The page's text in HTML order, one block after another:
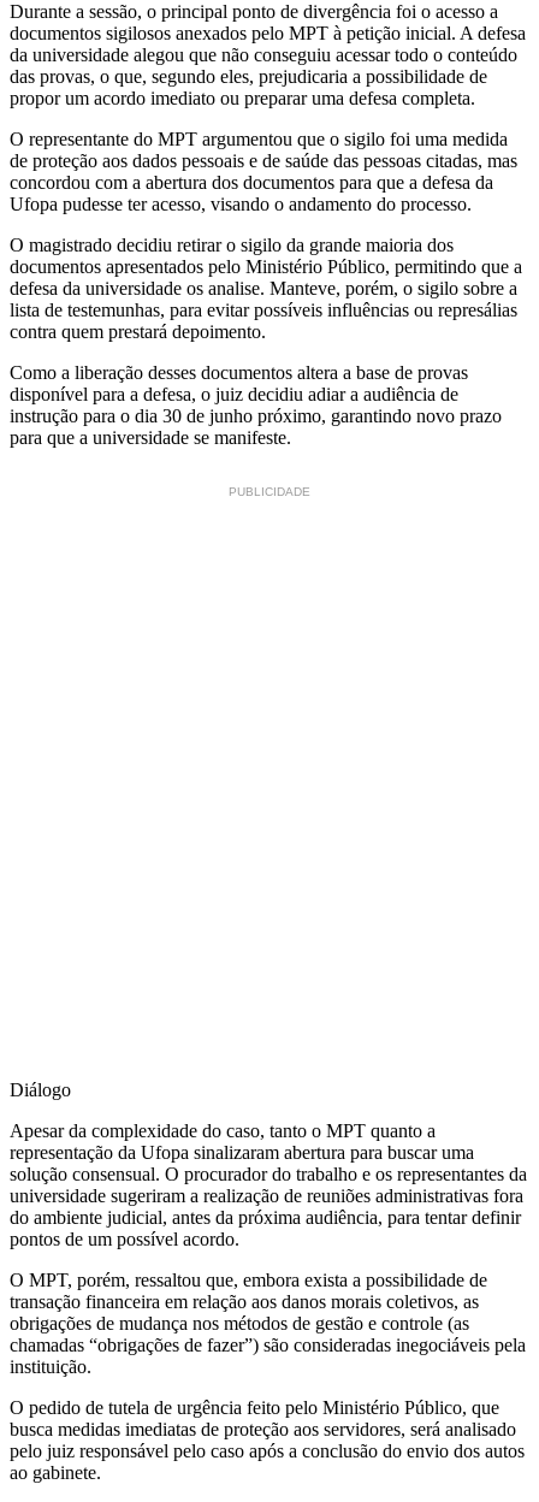
Durante a sessão, o principal ponto de divergência foi o acesso a
documentos sigilosos anexados pelo MPT à petição inicial. A defesa
da universidade alegou que não conseguiu acessar todo o conteúdo
das provas, o que, segundo eles, prejudicaria a possibilidade de
propor um acordo imediato ou preparar uma defesa completa.
O representante do MPT argumentou que o sigilo foi uma medida
de proteção aos dados pessoais e de saúde das pessoas citadas, mas
concordou com a abertura dos documentos para que a defesa da
Ufopa pudesse ter acesso, visando o andamento do processo.
O magistrado decidiu retirar o sigilo da grande maioria dos
documentos apresentados pelo Ministério Público, permitindo que a
defesa da universidade os analise. Manteve, porém, o sigilo sobre a
lista de testemunhas, para evitar possíveis influências ou represálias
contra quem prestará depoimento.
Como a liberação desses documentos altera a base de provas
disponível para a defesa, o juiz decidiu adiar a audiência de
instrução para o dia 30 de junho próximo, garantindo novo prazo
para que a universidade se manifeste.
PUBLICIDADE
Diálogo
Apesar da complexidade do caso, tanto o MPT quanto a
representação da Ufopa sinalizaram abertura para buscar uma
solução consensual. O procurador do trabalho e os representantes da
universidade sugeriram a realização de reuniões administrativas fora
do ambiente judicial, antes da próxima audiência, para tentar definir
pontos de um possível acordo.
O MPT, porém, ressaltou que, embora exista a possibilidade de
transação financeira em relação aos danos morais coletivos, as
obrigações de mudança nos métodos de gestão e controle (as
chamadas “obrigações de fazer”) são consideradas inegociáveis pela
instituição.
O pedido de tutela de urgência feito pelo Ministério Público, que
busca medidas imediatas de proteção aos servidores, será analisado
pelo juiz responsável pelo caso após a conclusão do envio dos autos
ao gabinete.